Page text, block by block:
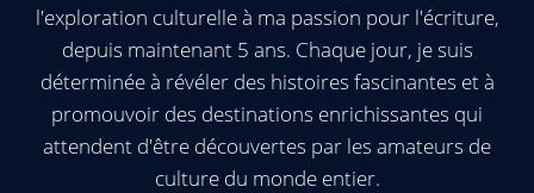
l'exploration culturelle à ma passion pour l'écriture,
depuis maintenant 5 ans. Chaque jour, je suis
déterminée à révéler des histoires fascinantes et à
promouvoir des destinations enrichissantes qui
attendent d'être découvertes par les amateurs de
culture du monde entier.